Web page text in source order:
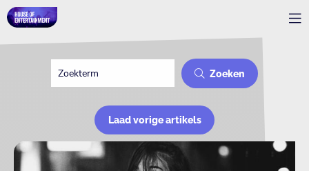
Zoeken
Laad vorige artikels